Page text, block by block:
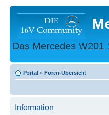
Das Mercedes W201
Portal » Foren-Übersicht
Information